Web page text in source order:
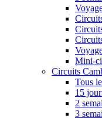
Mini-
Circuits
Tous
15
2
3